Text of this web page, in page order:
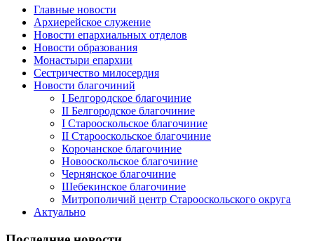
Главные новости
Архиерейское служение
Новости епархиальных отделов
Новости образования
Монастыри епархии
Сестричество милосердия
Новости благочиний
I Белгородское благочиние
II Белгородское благочиние
I Старооскольское благочиние
II Старооскольское благочиние
Корочанское благочиние
Новооскольское благочиние
Чернянское благочиние
Шебекинское благочиние
Митрополичий центр Старооскольского округа
Актуально